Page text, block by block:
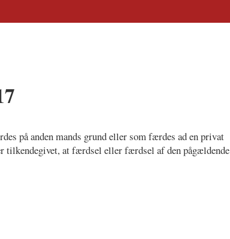
på anden mands grund eller som færdes ad en privat
tilkendegivet, at færdsel eller færdsel af den pågældende